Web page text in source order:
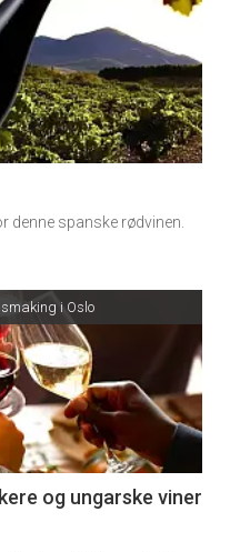
denne spanske rødvinen.
i Oslo
og ungarske viner